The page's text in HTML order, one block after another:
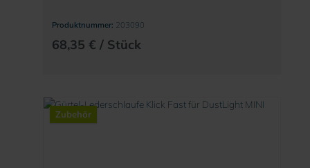
Produktnummer: 203090
68,35 € / Stück
Zubehör